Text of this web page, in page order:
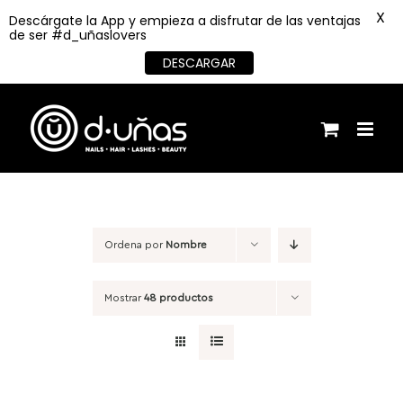
contenido
Ordena por Nombre
Mostrar48 productos
Descárgate la App y empieza a disfrutar de las ventajas
de ser #d_uñaslovers
DESCARGAR
X